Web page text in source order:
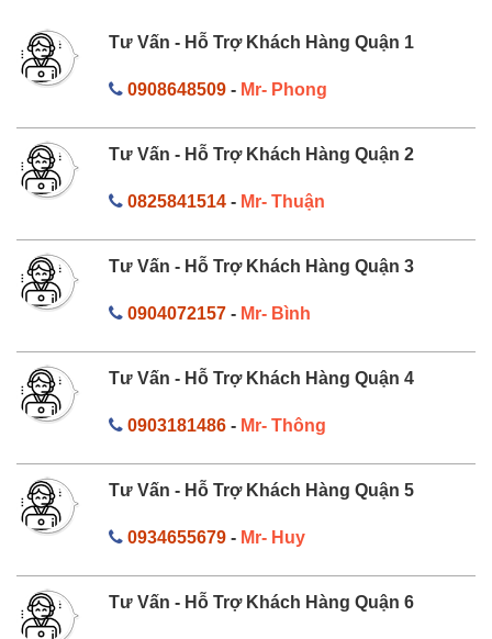
Tư Vấn - Hỗ Trợ Khách Hàng Quận 1
0908648509- Mr- Phong
Tư Vấn - Hỗ Trợ Khách Hàng Quận 2
0825841514- Mr- Thuận
Tư Vấn - Hỗ Trợ Khách Hàng Quận 3
0904072157- Mr- Bình
Tư Vấn - Hỗ Trợ Khách Hàng Quận 4
0903181486- Mr- Thông
Tư Vấn - Hỗ Trợ Khách Hàng Quận 5
0934655679- Mr- Huy
Tư Vấn - Hỗ Trợ Khách Hàng Quận 6